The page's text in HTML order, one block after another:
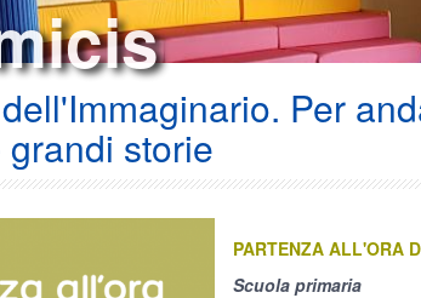
Per
storie
PARTENZA ALL'ORA
Scuola primaria